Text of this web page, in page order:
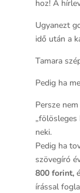
hoz! A
Ugyanezt
idő után a
Tamara
Pedig ha
Persze
neki.
Pedig ha
szövegíró
800 forint,
írással